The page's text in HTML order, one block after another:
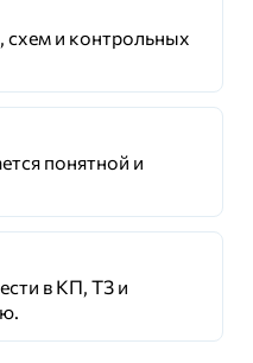
схем и контрольных
понятной и
в КП, ТЗ и